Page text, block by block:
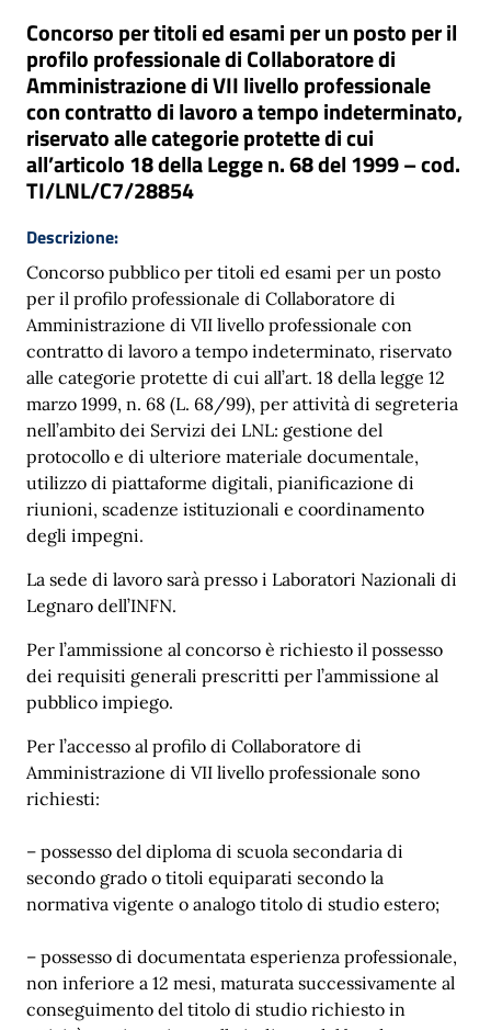
Concorso per titoli ed esami per un posto per il
profilo professionale di Collaboratore di
Amministrazione di VII livello professionale
con contratto di lavoro a tempo indeterminato,
riservato alle categorie protette di cui
all’articolo 18 della Legge n. 68 del 1999 – cod.
TI/LNL/C7/28854
Descrizione:
Concorso pubblico per titoli ed esami per un posto
per il profilo professionale di Collaboratore di
Amministrazione di VII livello professionale con
contratto di lavoro a tempo indeterminato, riservato
alle categorie protette di cui all’art. 18 della legge 12
marzo 1999, n. 68 (L. 68/99), per attività di segreteria
nell’ambito dei Servizi dei LNL: gestione del
protocollo e di ulteriore materiale documentale,
utilizzo di piattaforme digitali, pianificazione di
riunioni, scadenze istituzionali e coordinamento
degli impegni.
La sede di lavoro sarà presso i Laboratori Nazionali di
Legnaro dell’INFN.
Per l’ammissione al concorso è richiesto il possesso
dei requisiti generali prescritti per l’ammissione al
pubblico impiego.
Per l’accesso al profilo di Collaboratore di
Amministrazione di VII livello professionale sono
richiesti:
– possesso del diploma di scuola secondaria di
secondo grado o titoli equiparati secondo la
normativa vigente o analogo titolo di studio estero;
– possesso di documentata esperienza professionale,
non inferiore a 12 mesi, maturata successivamente al
conseguimento del titolo di studio richiesto in